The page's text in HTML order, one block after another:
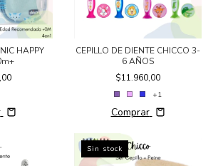
HAPPY
CEPILLO DE DIENTE CHICCO 3-
6 AÑOS
$11.960,00
+1
Comprar
Sin stock